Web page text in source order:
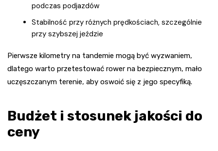
podczas podjazdów
Stabilność przy różnych prędkościach, szczególnie
przy szybszej jeździe
Pierwsze kilometry na tandemie mogą być wyzwaniem,
dlatego warto przetestować rower na bezpiecznym, mało
uczęszczanym terenie, aby oswoić się z jego specyfiką.
Budżet i stosunek jakości do
ceny